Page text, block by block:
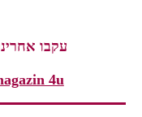
עקבו
4u